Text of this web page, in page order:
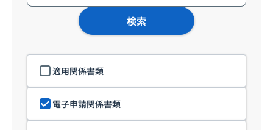
検索
適用関係書類
電子申請関係書類